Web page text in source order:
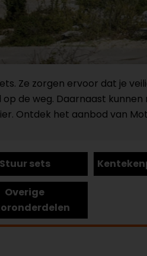
Ze zorgen ervoor dat je
de weg. Daarnaast
Ontdek het aanbod van
Stuur sets
Overige